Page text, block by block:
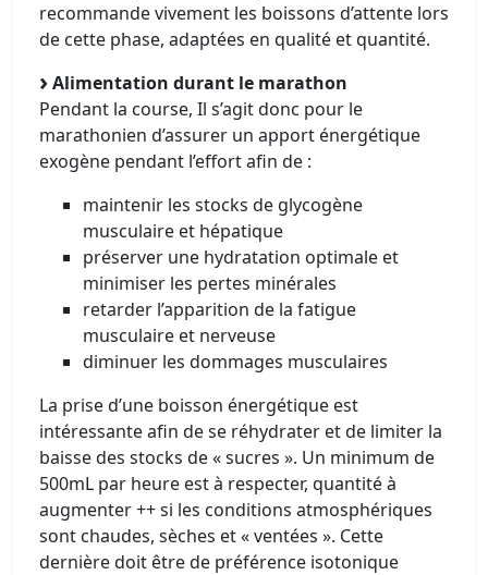
recommande vivement les boissons d’attente lors
de cette phase, adaptées en qualité et quantité.
Alimentation durant le marathon
Pendant la course, Il s’agit donc pour le
marathonien d’assurer un apport énergétique
exogène pendant l’effort afin de :
maintenir les stocks de glycogène
musculaire et hépatique
préserver une hydratation optimale et
minimiser les pertes minérales
retarder l’apparition de la fatigue
musculaire et nerveuse
diminuer les dommages musculaires
La prise d’une boisson énergétique est
intéressante afin de se réhydrater et de limiter la
baisse des stocks de « sucres ». Un minimum de
500mL par heure est à respecter, quantité à
augmenter ++ si les conditions atmosphériques
sont chaudes, sèches et « ventées ». Cette
dernière doit être de préférence isotonique